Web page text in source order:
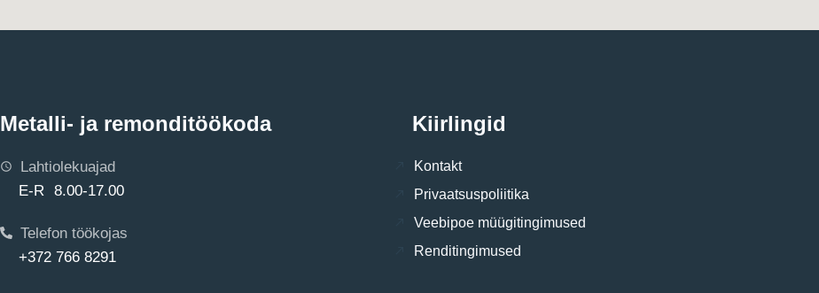
Metalli- ja remonditöökoda
Lahtiolekuajad
E-R 8.00-17.00
Telefon töökojas
+372 766 8291
Kiirlingid
Kontakt
Privaatsuspoliitika
Veebipoe müügitingimused
Renditingimused